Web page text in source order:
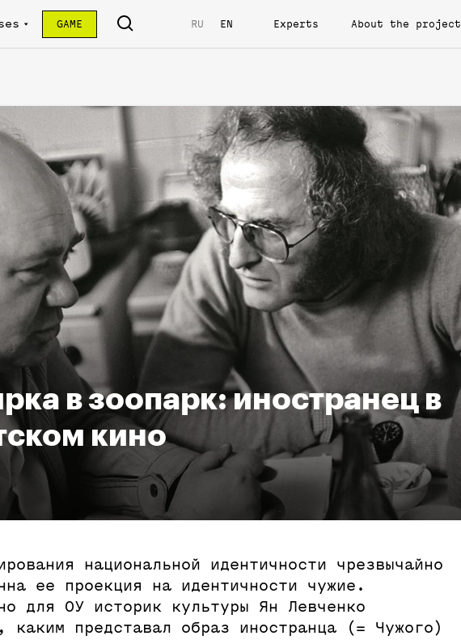
GAME RU EN Experts About the project
в зоопарк: иностранец в
кино
национальной идентичности чрезвычайно
ее проекция на идентичности чужие.
для ОУ историк культуры Ян Левченко
каким представал образ иностранца (= Чужого)